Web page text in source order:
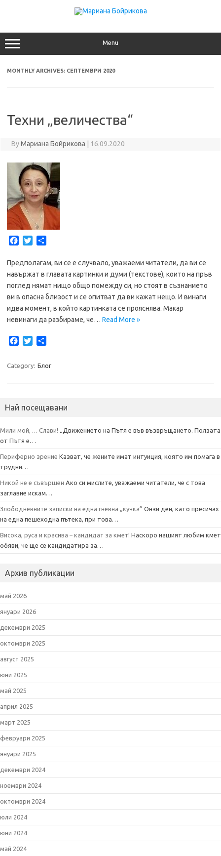
Menu
MONTHLY ARCHIVES: СЕПТЕМВРИ 2020
Техни „величества“
ByМариана Бойрикова 16.09.2020
c
b
o
o
k
i
e
r
a
Предполагам, ви се е случвало, уважаеми читатели, да ви се
навържат в главата картинки и думи (текстове), които на пръв
поглед нямат нищо общо помежду си, но стоят в съзнанието
ви в опасна близост и се опитват да ви кажат нещо. И винаги
идва момент, в който картинката се прояснява. Макар
невинаги да разбираме, че… Read More »
e
k
t
r
Category: Блог
Най посещавани
Мили мой, … Слави! „Движението на Пътя е във възвръщането. Ползата
от Пътя е…
Периферно зрение Казват, че жените имат интуиция, която им помага в
трудни…
Никой не е съвършен Ако си мислите, уважаеми читатели, че с това
заглавие искам…
Злободневните записки на една гневна „кучка” Онзи ден, като пресичах
на една пешеходна пътека, при това…
Висока, руса и красива – кандидат за кмет! Наскоро нашият любим кмет
обяви, че ще се кандидатира за…
Архив публикации
май 2026
януари 2026
декември 2025
октомври 2025
август 2025
юни 2025
май 2025
април 2025
март 2025
февруари 2025
януари 2025
декември 2024
ноември 2024
октомври 2024
юли 2024
юни 2024
май 2024